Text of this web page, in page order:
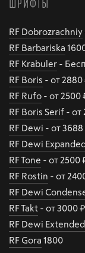
RF Dobrozrachniy
RF Barbariska
RF Krabuler -
RF Boris - от 2880
RF Rufo - от 2500
RF Boris Serif - от
RF Dewi - от 3688
RF Dewi
RF Tone - от 2500
RF Rostin - от
RF Dewi
RF Takt - от 3000 ₽
RF Dewi Extended
RF Gora 1800